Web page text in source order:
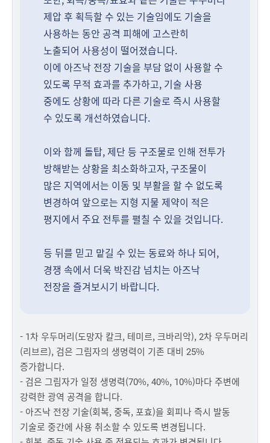
제압 후 획득할 수 있는 기술임에도 기술을
사용하는 동안 공격 피해에 고스란히
노출되어 사용성이 떨어졌습니다.
이에 아즈낙 전장 기술을 부담 없이 사용할 수
있도록 무적 효과를 추가하고, 기술 사용
중에도 상황에 따라 다른 기술로 즉시 사용할
수 있도록 개선하였습니다.
이와 함께 돌탑, 제단 등 구조물로 인해 전투가
방해받는 상황을 최소화하고자, 구조물이
많은 지역에서는 이동 및 부활을 할 수 없도록
변경하여 앞으로는 지형 지물 제약이 적은
평지에서 주요 전투를 펼칠 수 있을 것입니다.
등 뒤를 믿고 맡길 수 있는 동료와 하나 되어,
경쟁 속에서 더욱 박진감 넘치는 아즈낙
전장을 즐겨보시기 바랍니다.
- 1차 우두머리(도망자 칼크, 테미르, 크바리악), 2차 우두머리
(리브르), 검은 그림자의 생명력이 기존 대비 25%
증가합니다.
- 검은 그림자가 일정 생명력(70%, 40%, 10%)마다 주변에
강력한 광역 공격을 합니다.
- 아즈낙 전장 기술(회복, 중독, 포효)을 회피나 즉시 발동
기술로 중간에 사용 취소할 수 있도록 변경됩니다.